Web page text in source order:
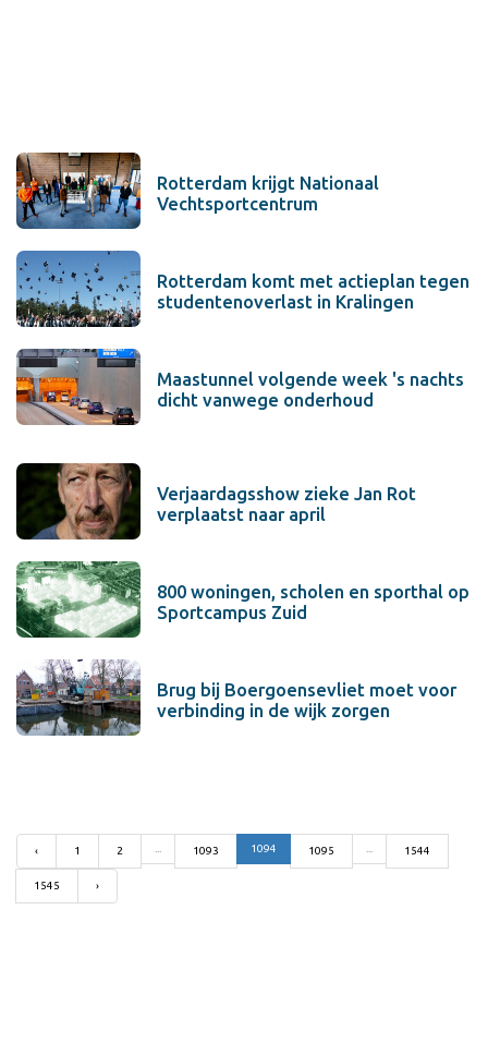
Rotterdam krijgt Nationaal
Vechtsportcentrum
Rotterdam komt met actieplan tegen
studentenoverlast in Kralingen
Maastunnel volgende week 's nachts
dicht vanwege onderhoud
Verjaardagsshow zieke Jan Rot
verplaatst naar april
800 woningen, scholen en sporthal op
Sportcampus Zuid
Brug bij Boergoensevliet moet voor
verbinding in de wijk zorgen
‹ 1 2 1093 1094 1095 1544
1545 ›